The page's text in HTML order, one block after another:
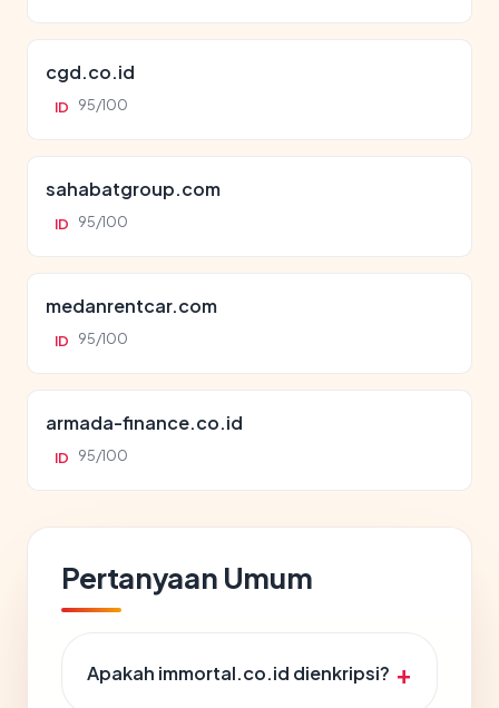
cgd.co.id
ID 95/100
sahabatgroup.com
ID 95/100
medanrentcar.com
ID 95/100
armada-finance.co.id
ID 95/100
Pertanyaan Umum
Apakah immortal.co.id dienkripsi?